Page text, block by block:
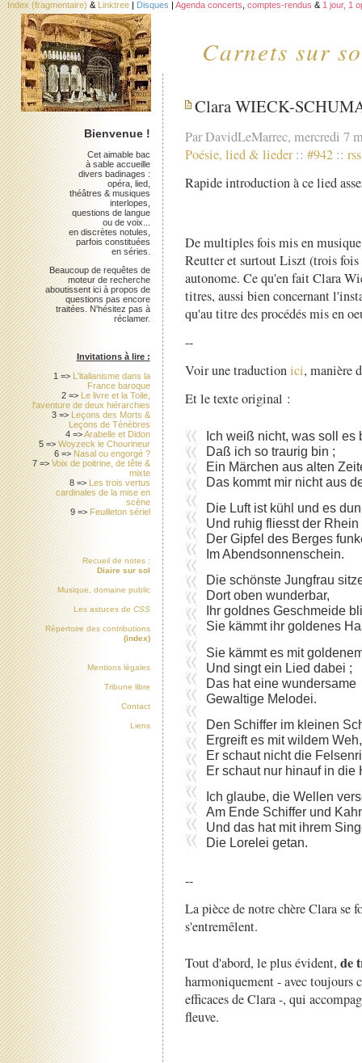
Carnets sur
Index (fragmentaire) & Linktree | Disques | Agenda concerts comptes-rendus & 1 jour, 1
Clara WIECK-
Par DavidLeMarrec, mercredi 7
Poésie, lied & lieder :: #942 :: rss
Rapide introduction à ce lied
De multiples fois mis en
Reutter et surtout Liszt (trois fois
autonome. Ce qu'en fait Clara
titres, aussi bien concernant
qu'au titre des procédés mis en
--
Voir une traductionici, manière
Et le texte original :
Ich weiß nicht, was soll es
Daß ich so traurig bin ;
Ein Märchen aus alten
Das kommt mir nicht aus
Die Luft ist kühl und es
Und ruhig fliesst der Rhein
Der Gipfel des Berges
Im Abendsonnenschein.
Die schönste Jungfrau
Dort oben wunderbar,
Ihr goldnes Geschmeide
Sie kämmt ihr goldenes
Sie kämmt es mit
Und singt ein Lied dabei ;
Das hat eine wundersame
Gewaltige Melodei.
Den Schiffer im kleinen
Ergreift es mit wildem Weh,
Er schaut nicht die
Er schaut nur hinauf in die
Ich glaube, die Wellen
Am Ende Schiffer und
Und das hat mit ihrem
Die Lorelei getan.
--
La pièce de notre chère Clara se
s'entremêlent.
Tout d'abord, le plus évident, de
harmoniquement - avec toujours
efficaces de Clara -, qui
fleuve.
Bienvenue !
Cet aimable bac
à sable accueille
divers badinages :
opéra, lied,
théâtres & musiques
interlopes,
questions de langue
ou de voix...
en discrètes notules,
parfois constituées
en séries.
Beaucoup de requêtes de
moteur de recherche
aboutissent ici à propos de
questions pas encore
traitées. N'hésitez pas à
réclamer.
Invitations à lire :
1 => L'italianisme dans la
France baroque
2 => Le livre et la Toile,
l'aventure de deux hiérarchies
3 => Leçons des Morts &
Leçons de Ténèbres
4 =>Arabelle et Didon
5 =>Woyzeck le Chourineur
6 => Nasal ou engorgé ?
7 =>Voix de poitrine, de tête &
mixte
8 => Les trois vertus
cardinales de la mise en
scène
9 => Feuilleton sériel
Recueil de notes :
Diaire sur sol
Musique, domaine public
Les astuces de CSS
Répertoire des contributions
(index)
Mentions légales
Tribune libre
Contact
Liens